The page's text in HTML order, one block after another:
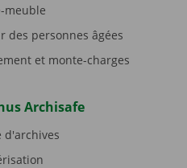
meuble
des personnes âgées
et monte-charges
Archisafe
d'archives